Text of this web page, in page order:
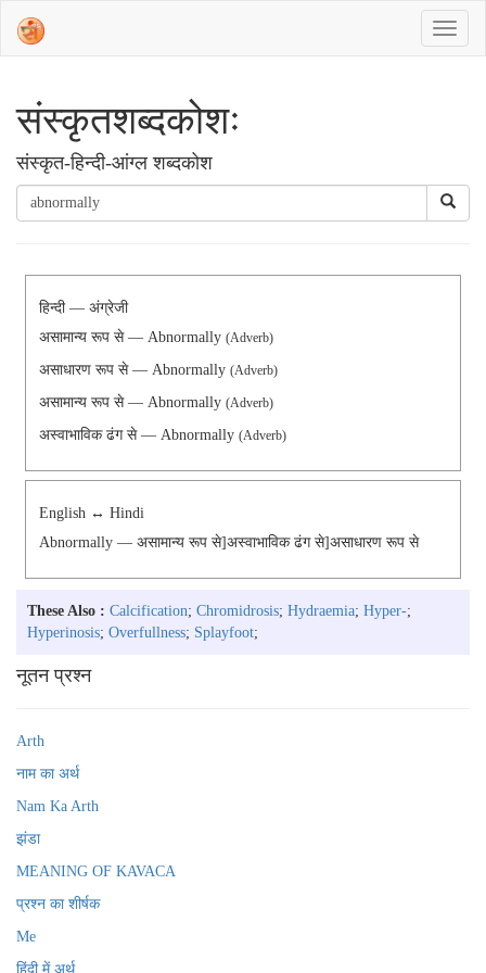
संस्‍कृतशब्‍दकोशः
संस्‍कृत-हिन्दी-आंग्ल शब्दकोश
हिन्दी — अंग्रेजी
असामान्य रूप से — Abnormally (Adverb)
असाधारण रूप से — Abnormally (Adverb)
असामान्य रूप से — Abnormally (Adverb)
अस्वाभाविक ढंग से — Abnormally (Adverb)
English ↔ Hindi
Abnormally — असामान्य रूप से]अस्वाभाविक ढंग से]असाधारण रूप से
These Also : Calcification; Chromidrosis; Hydraemia; Hyper-;
Hyperinosis; Overfullness; Splayfoot;
नूतन प्रश्न
Arth
नाम का अर्थ
Nam Ka Arth
झंडा
MEANING OF KAVACA
प्रश्न का शीर्षक
Me
हिंदी में अर्थ